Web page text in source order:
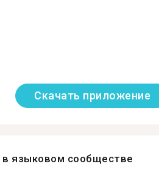
Скачать приложение
языковом сообществе